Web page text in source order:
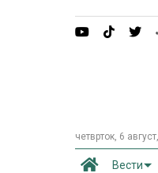
четврток, 6
Вести